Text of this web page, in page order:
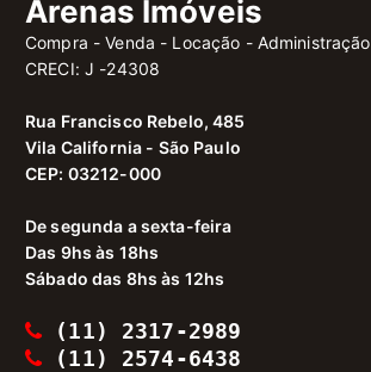
Arenas Imóveis
Compra - Venda - Locação - Administração
CRECI: J -24308
Rua Francisco Rebelo, 485
Vila California - São Paulo
CEP: 03212-000
De segunda a sexta-feira
Das 9hs às 18hs
Sábado das 8hs às 12hs
(11) 2317-2989
(11) 2574-6438